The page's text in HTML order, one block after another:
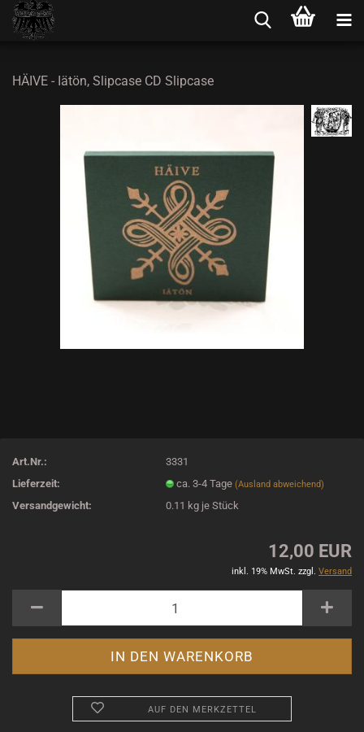
HÄIVE - Iätön, Slipcase CD Slipcase
Art.Nr.:
3331
Lieferzeit:
ca. 3-4 Tage(Ausland abweichend)
Versandgewicht: 0.11 kg je Stück
12,00 EUR
inkl. 19% MwSt. zzgl. Versand
AUF DEN MERKZETTEL